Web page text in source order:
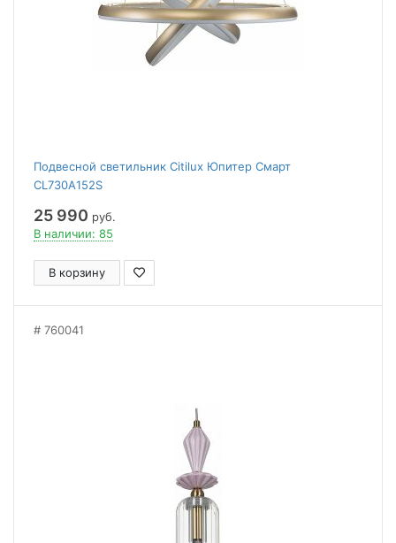
Подвесной светильник Citilux Юпитер Смарт
CL730A152S
25 990 руб.
В наличии: 85
В корзину
760041